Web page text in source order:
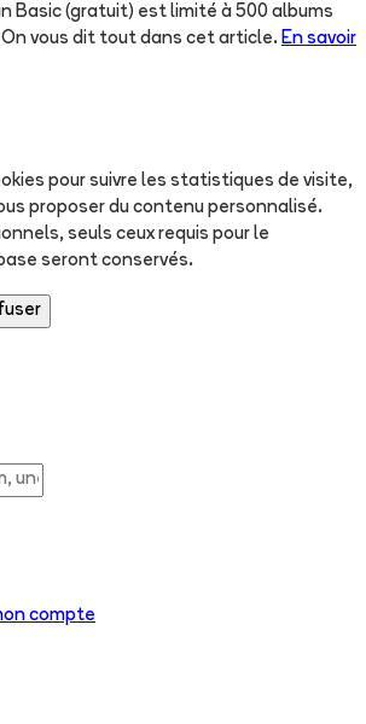
Basic (gratuit) est limité à 500 albums
On vous dit tout dans cet article. En savoir
pour suivre les statistiques de visite,
proposer du contenu personnalisé.
seuls ceux requis pour le
seront conservés.
compte